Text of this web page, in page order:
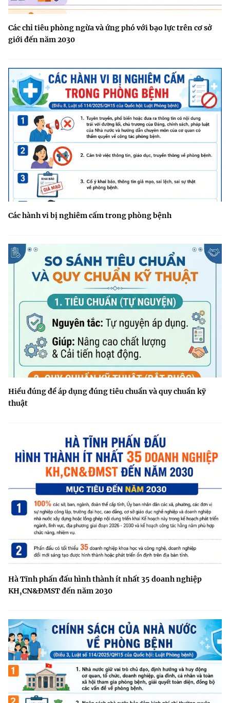
Các chỉ tiêu phòng ngừa và ứng phó với bạo lực trên cơ sở
giới đến năm 2030
Các hành vi bị nghiêm cấm trong phòng bệnh
Hiểu đúng để áp dụng đúng tiêu chuẩn và quy chuẩn kỹ
thuật
Hà Tĩnh phấn đấu hình thành ít nhất 35 doanh nghiệp
KH,CN&ĐMST đến năm 2030